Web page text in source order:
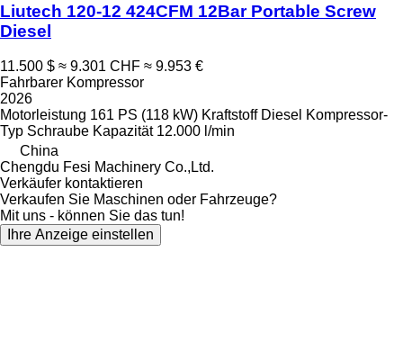
Liutech 120-12 424CFM 12Bar Portable Screw
Diesel
11.500 $ ≈ 9.301 CHF ≈ 9.953 €
Fahrbarer Kompressor
2026
Motorleistung 161 PS (118 kW) Kraftstoff Diesel Kompressor-
Typ Schraube Kapazität 12.000 l/min
China
Chengdu Fesi Machinery Co.,Ltd.
Verkäufer kontaktieren
Verkaufen Sie Maschinen oder Fahrzeuge?
Mit uns - können Sie das tun!
Ihre Anzeige einstellen